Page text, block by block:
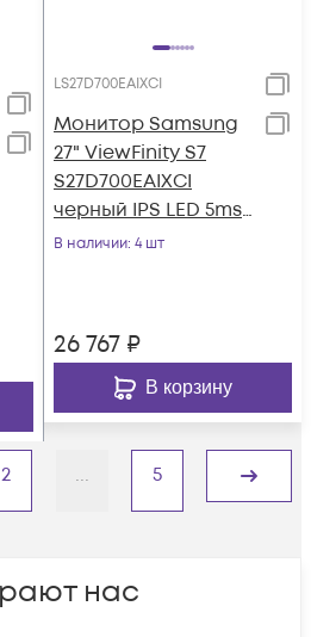
LS27D700EAIXCI
Монитор Samsung
27" ViewFinity S7
S27D700EAIXCI
черный IPS LED 5ms
16:9 HDMI матовая
В наличии: 4 шт
26 767 ₽
В корзину
2 ... 5
Дальше
нас